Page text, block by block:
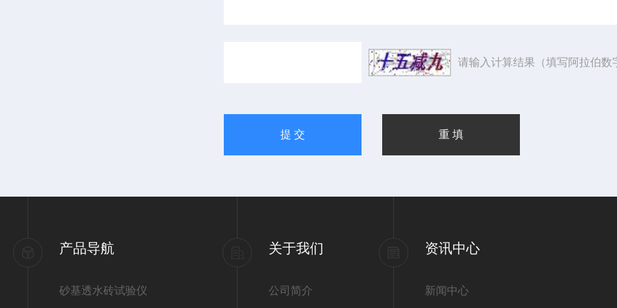
请输入计算结果（填写阿拉伯数
产品导航
砂基透水砖试验仪
关于我们
公司简介
资讯中心
新闻中心